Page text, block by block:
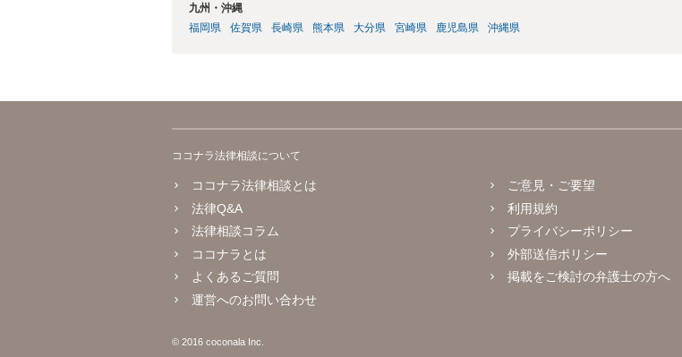
九州・沖縄
福岡県
佐賀県 長崎県 熊本県 大分県 宮崎県 鹿児島県 沖縄県
ココナラ法律相談について
ココナラ法律相談とは
法律Q&A
法律相談コラム
ココナラとは
よくあるご質問
運営へのお問い合わせ
ご意見・ご要望
利用規約
プライバシーポリシー
外部送信ポリシー
掲載をご検討の弁護士の方へ
© 2016 coconala Inc.